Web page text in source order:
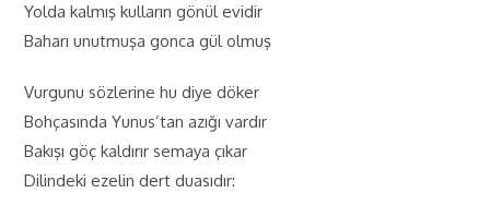
Yolda kalmış kulların gönül evidir
Baharı unutmuşa gonca gül olmuş
Vurgunu sözlerine hu diye döker
Bohçasında Yunus’tan azığı vardır
Bakışı göç kaldırır semaya çıkar
Dilindeki ezelin dert duasıdır: